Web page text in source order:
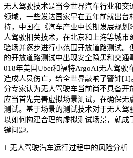
无人驾驶技术是当今世界汽车行业和交
领域，一些发达国家早在五年前就出台
持，中国在《汽车产业中长期发展规划
人驾驶相关技术，在北京和上海等城市
验场并逐步进行小范围开放道路测试。
的开放道路测试中出现安全隐患和交通
018年美国Uber和福特ArgoAI无人驾驶
造成人员伤亡，给全世界敲响了警钟
分专家认为无人驾驶车当前尚不具备开
应当首先完善虚拟场景测试，在确保无
测试。基于场景的测试技术对于无人驾
以如何构建合理的虚拟测试场景，就成
键问题。
1 无人驾驶汽车运行过程中的风险分析